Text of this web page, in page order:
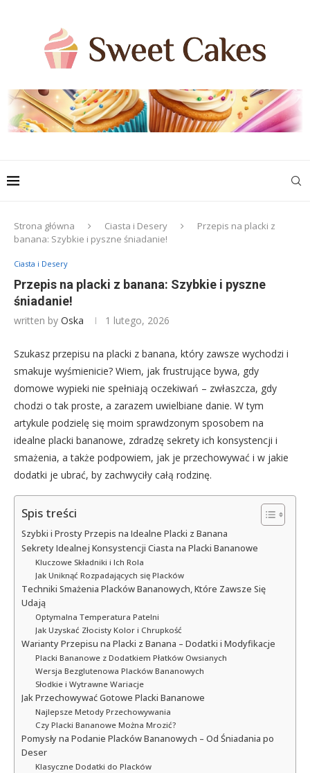
Strona główna Ciasta i Desery
Przepis na placki z
banana: Szybkie i pyszne śniadanie!
Ciasta i Desery
Przepis na placki z banana: Szybkie i pyszne
śniadanie!
written by Oska 1 lutego, 2026
Szukasz przepisu na placki z banana, który zawsze wychodzi i
smakuje wyśmienicie? Wiem, jak frustrujące bywa, gdy
domowe wypieki nie spełniają oczekiwań – zwłaszcza, gdy
chodzi o tak proste, a zarazem uwielbiane danie. W tym
artykule podzielę się moim sprawdzonym sposobem na
idealne placki bananowe, zdradzę sekrety ich konsystencji i
smażenia, a także podpowiem, jak je przechowywać i w jakie
dodatki je ubrać, by zachwyciły całą rodzinę.
Spis treści
Szybki i Prosty Przepis na Idealne Placki z Banana
Sekrety Idealnej Konsystencji Ciasta na Placki Bananowe
Kluczowe Składniki i Ich Rola
Jak Uniknąć Rozpadających się Placków
Techniki Smażenia Placków Bananowych, Które Zawsze Się
Udają
Optymalna Temperatura Patelni
Jak Uzyskać Złocisty Kolor i Chrupkość
Warianty Przepisu na Placki z Banana – Dodatki i Modyfikacje
Placki Bananowe z Dodatkiem Płatków Owsianych
Wersja Bezglutenowa Placków Bananowych
Słodkie i Wytrawne Wariacje
Jak Przechowywać Gotowe Placki Bananowe
Najlepsze Metody Przechowywania
Czy Placki Bananowe Można Mrozić?
Pomysły na Podanie Placków Bananowych – Od Śniadania po
Deser
Klasyczne Dodatki do Placków